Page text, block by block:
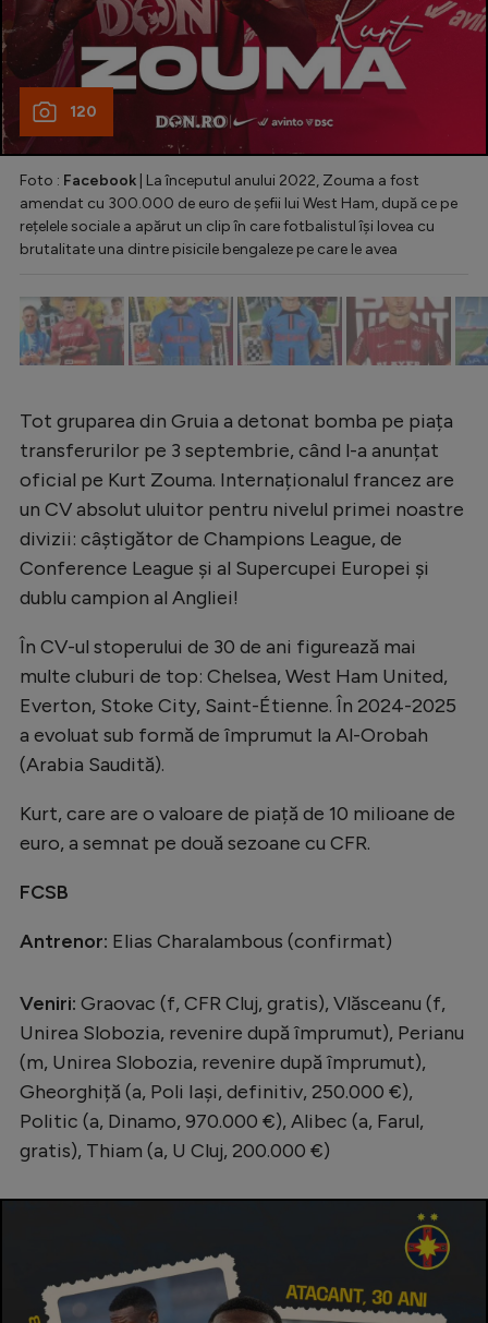
120
Foto : Facebook | La începutul anului 2022, Zouma a fost
amendat cu 300.000 de euro de șefii lui West Ham, după ce pe
rețelele sociale a apărut un clip în care fotbalistul își lovea cu
brutalitate una dintre pisicile bengaleze pe care le avea
Tot gruparea din Gruia a detonat bomba pe piața
transferurilor pe 3 septembrie, când l-a anunțat
oficial pe Kurt Zouma. Internaționalul francez are
un CV absolut uluitor pentru nivelul primei noastre
divizii: câștigător de Champions League, de
Conference League și al Supercupei Europei și
dublu campion al Angliei!
În CV-ul stoperului de 30 de ani figurează mai
multe cluburi de top: Chelsea, West Ham United,
Everton, Stoke City, Saint-Étienne. În 2024-2025
a evoluat sub formă de împrumut la Al-Orobah
(Arabia Saudită).
Kurt, care are o valoare de piață de 10 milioane de
euro, a semnat pe două sezoane cu CFR.
FCSB
Antrenor: Elias Charalambous (confirmat)
Veniri: Graovac (f, CFR Cluj, gratis), Vlăsceanu (f,
Unirea Slobozia, revenire după împrumut), Perianu
(m, Unirea Slobozia, revenire după împrumut),
Gheorghiță (a, Poli Iași, definitiv, 250.000 €),
Politic (a, Dinamo, 970.000 €), Alibec (a, Farul,
gratis), Thiam (a, U Cluj, 200.000 €)